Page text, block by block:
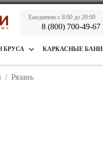
Ежедневно с 8:00 до 20:00
8 (800) 700-49-67
БРУСА КАРКАСНЫЕ БАНИ
/ Рязань